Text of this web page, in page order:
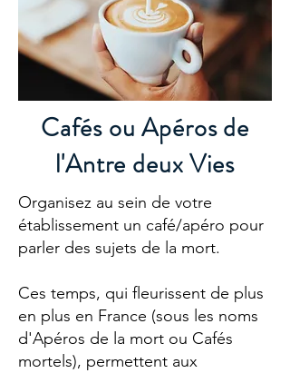
Cafés ou Apéros de
l'Antre deux Vies
Organisez au sein de votre
établissement un café/apéro pour
parler des sujets de la mort.
Ces temps, qui fleurissent de plus
en plus en France (sous les noms
d'Apéros de la mort ou Cafés
mortels), permettent aux